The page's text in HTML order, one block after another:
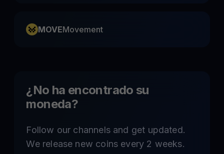
MOVEMovement
¿No ha encontrado su
moneda?
Follow our channels and get updated.
We release new coins every 2 weeks.